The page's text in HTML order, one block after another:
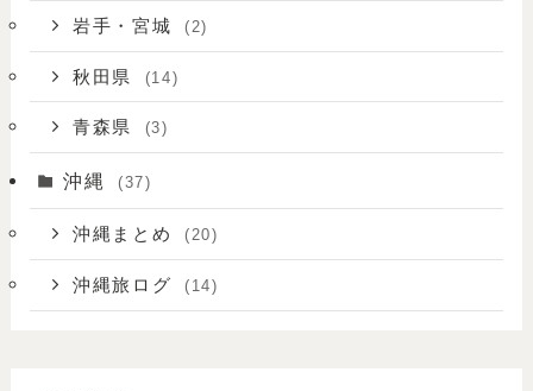
岩手・宮城 (2)
秋田県 (14)
青森県 (3)
沖縄 (37)
沖縄まとめ (20)
沖縄旅ログ (14)